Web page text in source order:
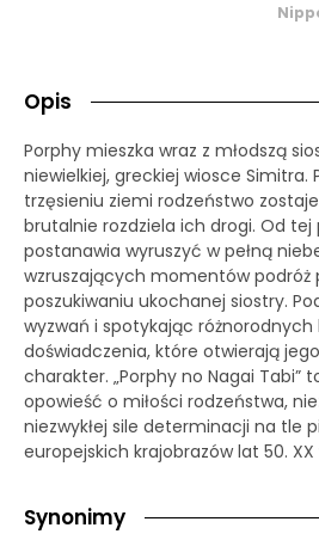
Opis
Porphy mieszka wraz z młodszą
niewielkiej, greckiej wiosce Simitra.
trzęsieniu ziemi rodzeństwo
brutalnie rozdziela ich drogi. Od tej
postanawia wyruszyć w pełną
wzruszających momentów podróż
poszukiwaniu ukochanej siostry.
wyzwań i spotykając różnorodnych
doświadczenia, które otwierają
charakter. „Porphy no Nagai Tabi”
opowieść o miłości rodzeństwa,
niezwykłej sile determinacji na tle
europejskich krajobrazów lat 50. XX
Synonimy